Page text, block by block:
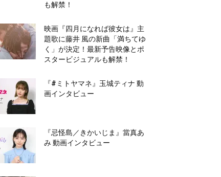
も解禁！
映画『四月になれば彼女は』主
題歌に藤井 風の新曲「満ちてゆ
く」が決定！最新予告映像とポ
スタービジュアルも解禁！
『#ミトヤマネ』玉城ティナ 動
画インタビュー
『忌怪島／きかいじま』當真あ
み 動画インタビュー